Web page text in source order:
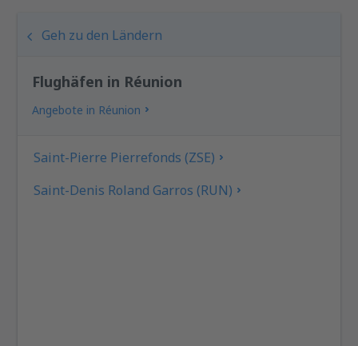
Geh zu den Ländern
Flughäfen in Réunion
Angebote in Réunion
Saint-Pierre Pierrefonds (ZSE)
Saint-Denis Roland Garros (RUN)